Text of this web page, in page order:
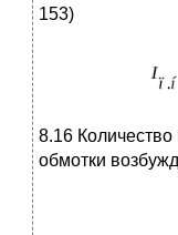
153)
8.16
обмотки